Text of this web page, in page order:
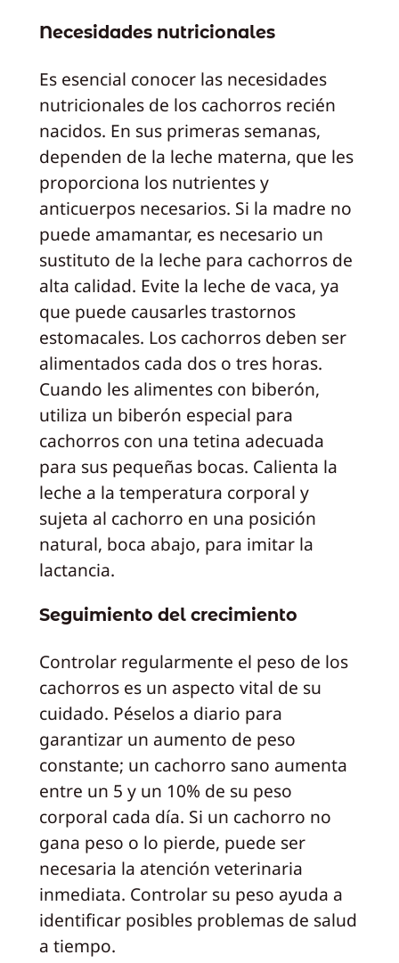
Necesidades nutricionales
Es esencial conocer las necesidades
nutricionales de los cachorros recién
nacidos. En sus primeras semanas,
dependen de la leche materna, que les
proporciona los nutrientes y
anticuerpos necesarios. Si la madre no
puede amamantar, es necesario un
sustituto de la leche para cachorros de
alta calidad. Evite la leche de vaca, ya
que puede causarles trastornos
estomacales. Los cachorros deben ser
alimentados cada dos o tres horas.
Cuando les alimentes con biberón,
utiliza un biberón especial para
cachorros con una tetina adecuada
para sus pequeñas bocas. Calienta la
leche a la temperatura corporal y
sujeta al cachorro en una posición
natural, boca abajo, para imitar la
lactancia.
Seguimiento del crecimiento
Controlar regularmente el peso de los
cachorros es un aspecto vital de su
cuidado. Péselos a diario para
garantizar un aumento de peso
constante; un cachorro sano aumenta
entre un 5 y un 10% de su peso
corporal cada día. Si un cachorro no
gana peso o lo pierde, puede ser
necesaria la atención veterinaria
inmediata. Controlar su peso ayuda a
identificar posibles problemas de salud
a tiempo.